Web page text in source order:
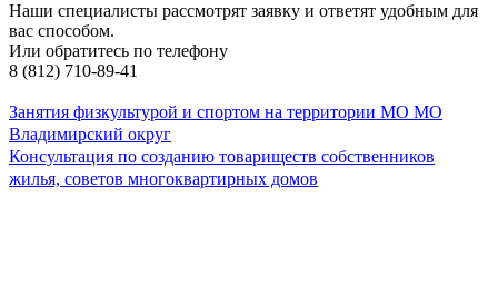
Наши специалисты рассмотрят заявку и ответят удобным для
вас способом.
Или обратитесь по телефону
8 (812) 710-89-41
Занятия физкультурой и спортом на территории МО МО
Владимирский округ
Консультация по созданию товариществ собственников
жилья, советов многоквартирных домов